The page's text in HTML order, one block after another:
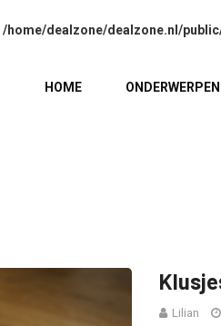
/home/dealzone/dealzone.nl/
HOME ONDERWERPEN
Lilian